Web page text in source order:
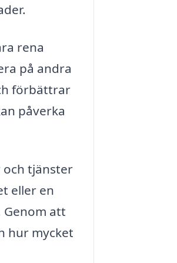
rena
på andra
förbättrar
påverka
tjänster
eller en
Genom att
hur mycket